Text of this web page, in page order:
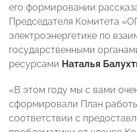
его формировании
Председателя Комитета
электроэнергетике по
государственными
ресурсами Наталья
«В этом году мы с вами
сформировали План
соответствии с